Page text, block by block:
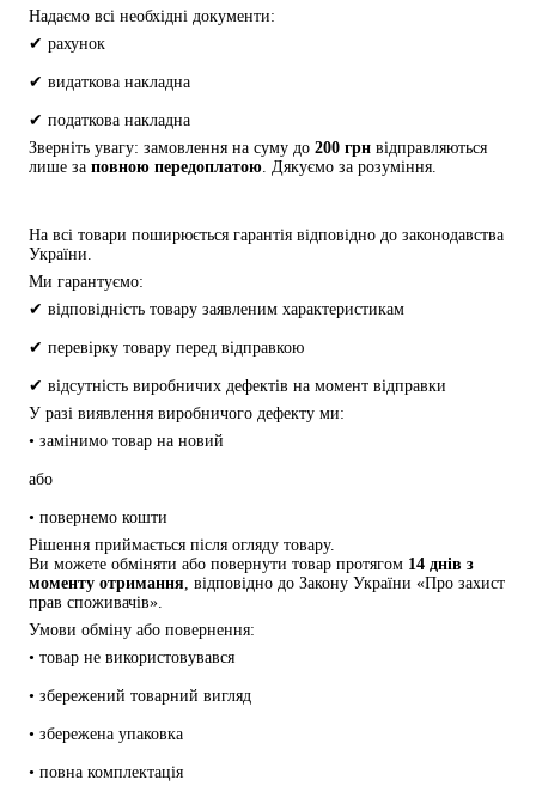
Надаємо всі необхідні документи:
✔ рахунок
✔ видаткова накладна
✔ податкова накладна
Зверніть увагу: замовлення на суму до 200 грн відправляються
лише за повною передоплатою. Дякуємо за розуміння.
На всі товари поширюється гарантія відповідно до законодавства
України.
Ми гарантуємо:
✔ відповідність товару заявленим характеристикам
✔ перевірку товару перед відправкою
✔ відсутність виробничих дефектів на момент відправки
У разі виявлення виробничого дефекту ми:
• замінимо товар на новий
або
• повернемо кошти
Рішення приймається після огляду товару.
Ви можете обміняти або повернути товар протягом 14 днів з
моменту отримання , відповідно до Закону України «Про захист
прав споживачів».
Умови обміну або повернення:
• товар не використовувався
• збережений товарний вигляд
• збережена упаковка
• повна комплектація